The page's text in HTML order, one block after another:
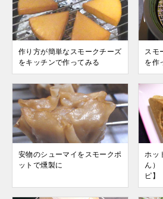
作り方が簡単なスモークチーズ
をキッチンで作ってみる
スモ
を作
安物のシューマイをスモークポ
ットで燻製に
ホッ
ん）
ピ】